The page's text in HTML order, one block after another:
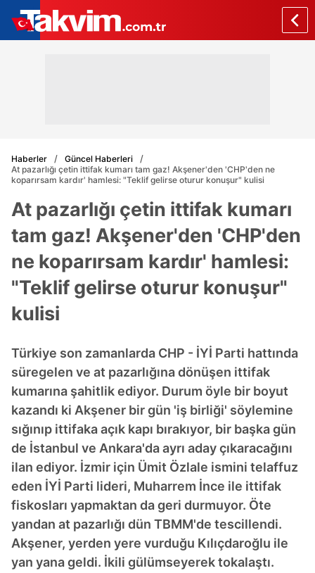
Haberler
Güncel Haberleri
At pazarlığı çetin ittifak kumarı tam gaz! Akşener'den 'CHP'den ne
koparırsam kardır' hamlesi: "Teklif gelirse oturur konuşur" kulisi
At pazarlığı çetin ittifak kumarı
tam gaz! Akşener'den 'CHP'den
ne koparırsam kardır' hamlesi:
"Teklif gelirse oturur konuşur"
kulisi
Türkiye son zamanlarda CHP - İYİ Parti hattında
süregelen ve at pazarlığına dönüşen ittifak
kumarına şahitlik ediyor. Durum öyle bir boyut
kazandı ki Akşener bir gün 'iş birliği' söylemine
sığınıp ittifaka açık kapı bırakıyor, bir başka gün
de İstanbul ve Ankara'da ayrı aday çıkaracağını
ilan ediyor. İzmir için Ümit Özlale ismini telaffuz
eden İYİ Parti lideri, Muharrem İnce ile ittifak
fiskosları yapmaktan da geri durmuyor. Öte
yandan at pazarlığı dün TBMM'de tescillendi.
Akşener, yerden yere vurduğu Kılıçdaroğlu ile
yan yana geldi. İkili gülümseyerek tokalaştı.